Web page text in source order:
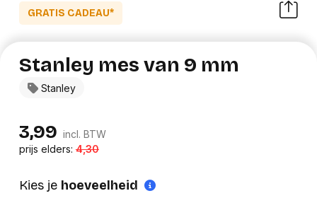
GRATIS CADEAU*
Stanley
Stanley mes van 9 mm
3,99 incl. BTW
prijs elders:4,30
Kies je hoeveelheid